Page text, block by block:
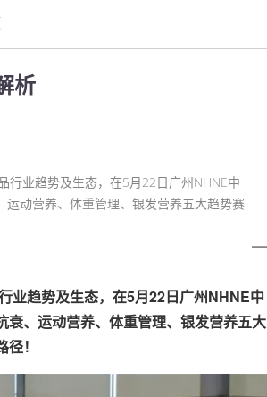
析
行业趋势及生态，在5月22日广州NHNE中
动营养、体重管理、银发营养五大趋势赛
业趋势及生态，在5月22日广州NHNE中
、运动营养、体重管理、银发营养五大
！